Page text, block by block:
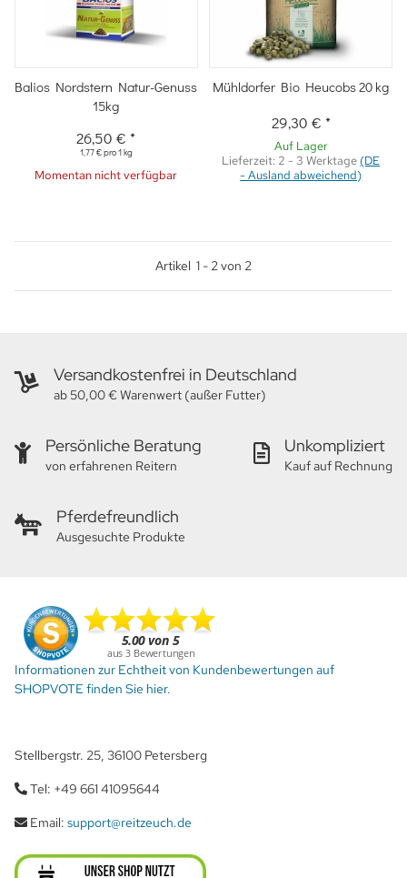
Balios Nordstern Natur-Genuss
15kg
26,50 €*
1,77 € pro 1 kg
Momentan nicht verfügbar
Mühldorfer Bio Heucobs 20 kg
29,30 € *
Auf Lager
Lieferzeit: 2 - 3 Werktage (DE
- Ausland abweichend)
Artikel 1 - 2von 2
Versandkostenfrei in Deutschland
ab 50,00 € Warenwert (außer Futter)
Persönliche Beratung
von erfahrenen Reitern
Unkompliziert
Kauf auf Rechnung
Pferdefreundlich
Ausgesuchte Produkte
Informationen zur Echtheit von Kundenbewertungen auf
SHOPVOTE finden Sie hier.
Stellbergstr. 25, 36100 Petersberg
Tel: +49 661 41095644
Email: support@reitzeuch.de